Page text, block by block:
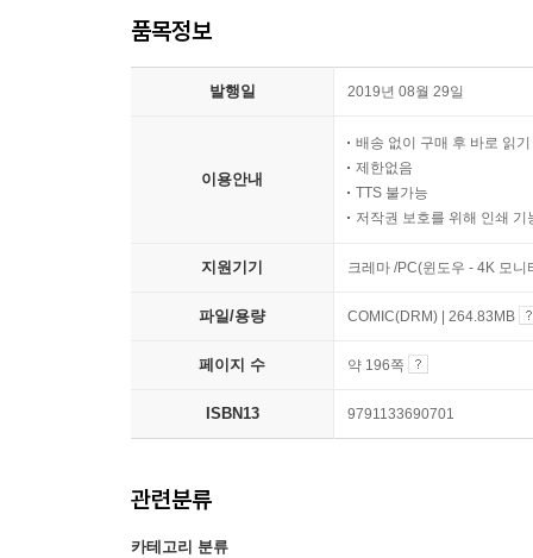
품목정보
발행일 2019년 08월 29일
이용안내
배송 없이 구매 후 바로 읽기
제한없음
TTS 불가능
저작권 보호를 위해 인쇄 기
지원기기 크레마 /PC(윈도우 - 4K 모
파일/용량 COMIC(DRM) | 264.83MB
페이지 수 약 196쪽
ISBN13 9791133690701
관련분류
카테고리 분류